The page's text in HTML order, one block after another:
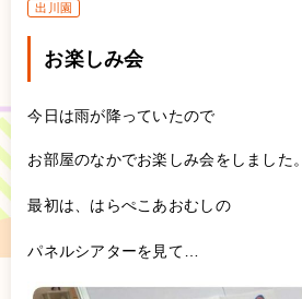
出川園
お楽しみ会
今日は雨が降っていたので
お部屋のなかでお楽しみ会をしました。
最初は、はらぺこあおむしの
パネルシアターを見て…